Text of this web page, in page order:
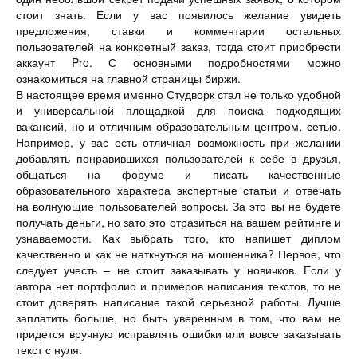
стоит знать. Если у вас появилось желание увидеть
предложения, ставки и комментарии остальных
пользователей на конкретный заказ, тогда стоит приобрести
аккаунт Pro. С основными подробностями можно
ознакомиться на главной страницы биржи.
В настоящее время именно Студворк стал не только удобной
и универсальной площадкой для поиска подходящих
вакансий, но и отличным образовательным центром, сетью.
Например, у вас есть отличная возможность при желании
добавлять понравившихся пользователей к себе в друзья,
общаться на форуме и писать качественные
образовательного характера экспертные статьи и отвечать
на волнующие пользователей вопросы. За это вы не будете
получать деньги, но зато это отразиться на вашем рейтинге и
узнаваемости. Как выбрать того, кто напишет диплом
качественно и как не наткнуться на мошенника? Первое, что
следует учесть – не стоит заказывать у новичков. Если у
автора нет портфолио и примеров написания текстов, то не
стоит доверять написание такой серьезной работы. Лучше
заплатить больше, но быть уверенным в том, что вам не
придется вручную исправлять ошибки или вовсе заказывать
текст с нуля.